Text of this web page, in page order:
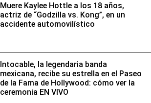
Muere Kaylee Hottle a los 18 años,
actriz de “Godzilla vs. Kong”, en un
accidente automovilístico
Intocable, la legendaria banda
mexicana, recibe su estrella en el Paseo
de la Fama de Hollywood: cómo ver la
ceremonia EN VIVO